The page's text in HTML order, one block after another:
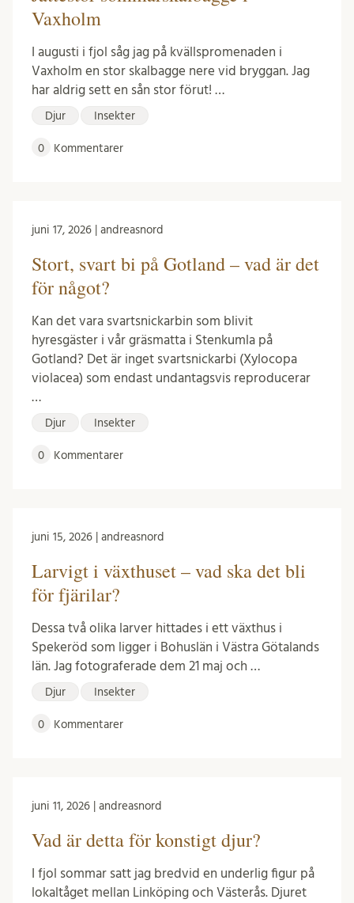
Vaxholm
I augusti i fjol såg jag på kvällspromenaden i
Vaxholm en stor skalbagge nere vid bryggan. Jag
har aldrig sett en sån stor förut! …
Djur Insekter
0 Kommentarer
juni 17, 2026 | andreasnord
Stort, svart bi på Gotland – vad är det
för något?
Kan det vara svartsnickarbin som blivit
hyresgäster i vår gräsmatta i Stenkumla på
Gotland? Det är inget svartsnickarbi (Xylocopa
violacea) som endast undantagsvis reproducerar
…
Djur Insekter
0 Kommentarer
juni 15, 2026 | andreasnord
Larvigt i växthuset – vad ska det bli
för fjärilar?
Dessa två olika larver hittades i ett växthus i
Spekeröd som ligger i Bohuslän i Västra Götalands
län. Jag fotograferade dem 21 maj och …
Djur Insekter
0 Kommentarer
juni 11, 2026 | andreasnord
Vad är detta för konstigt djur?
I fjol sommar satt jag bredvid en underlig figur på
lokaltåget mellan Linköping och Västerås. Djuret